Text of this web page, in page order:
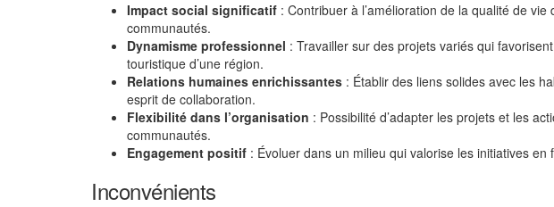
Impact social significatif : Contribuer à l’amélioration de la qualité de
communautés.
Dynamisme professionnel : Travailler sur des projets variés qui
touristique d’une région.
Relations humaines enrichissantes : Établir des liens solides avec les
esprit de collaboration.
Flexibilité dans l’organisation : Possibilité d’adapter les projets et les
communautés.
Engagement positif : Évoluer dans un milieu qui valorise les initiatives
Inconvénients